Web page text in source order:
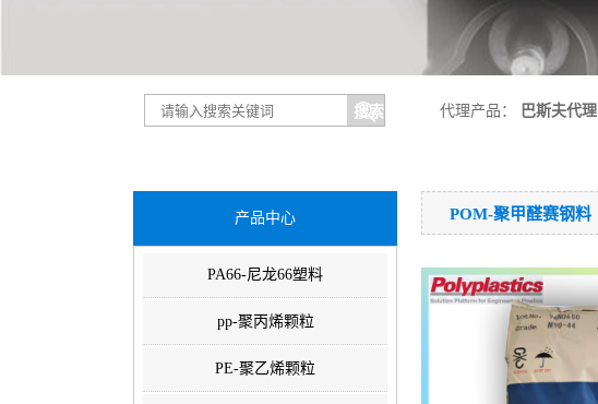
代理产品： 巴斯夫代理
产品中心
PA66-尼龙66塑料
pp-聚丙烯颗粒
PE-聚乙烯颗粒
POM-聚甲醛赛钢料